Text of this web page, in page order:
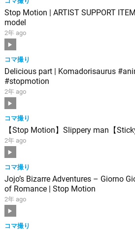
Stop Motion | ARTIST SUPPORT
model
2年 ago
コマ撮り
Delicious part | Komadorisaurus
#stopmotion
2年 ago
コマ撮り
【Stop Motion】Slippery man【
2年 ago
コマ撮り
Jojo’s Bizarre Adventures – Giorno
of Romance | Stop Motion
2年 ago
コマ撮り